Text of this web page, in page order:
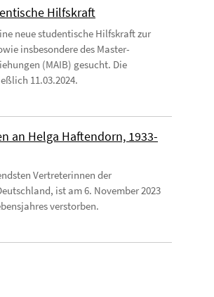
Hilfskraft
neue studentische Hilfskraft zur
insbesondere des Master-
(MAIB) gesucht. Die
11.03.2024.
an Helga Haftendorn, 1933-
Vertreterinnen der
ist am 6. November 2023
verstorben.